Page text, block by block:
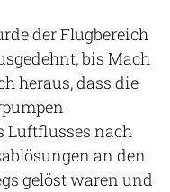
der Flugbereich
bis Mach
heraus, dass die
Luftflusses nach
an den
gelöst waren und